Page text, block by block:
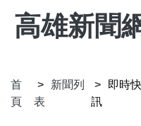
高雄新聞
首
頁
新聞列
表
即時快
訊